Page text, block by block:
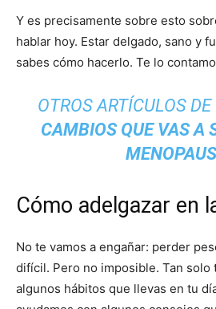
Y es precisamente sobre esto
hablar hoy. Estar delgado, sano y
sabes cómo hacerlo. Te lo
OTROS ARTÍCULOS
CAMBIOS QUE VAS A
Cómo adelgazar en
No te vamos a engañar: perder
difícil. Pero no imposible. Tan solo
algunos hábitos que llevas en tu